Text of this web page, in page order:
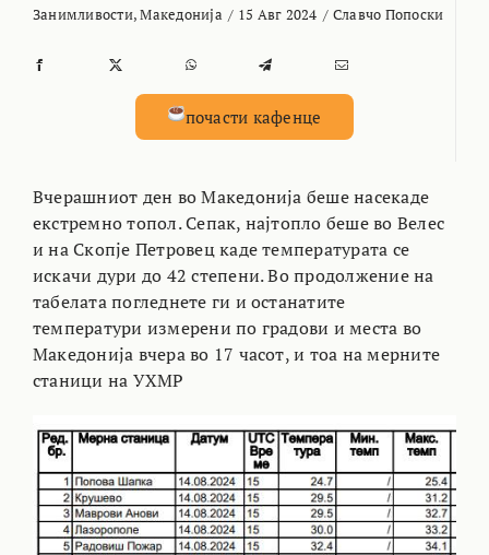
Занимливости,Македонија / 15 Авг 2024 / Славчо Попоски
почасти кафенце
Вчерашниот ден во Македонија беше насекаде
екстремно топол. Сепак, најтопло беше во Велес
и на Скопје Петровец каде температурата се
искачи дури до 42 степени. Во продолжение на
табелата погледнете ги и останатите
температури измерени по градови и места во
Македонија вчера во 17 часот, и тоа на мерните
станици на УХМР